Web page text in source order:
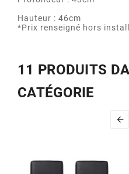
Hauteur : 46cm
*Prix renseigné hors
11 PRODUITS
CATÉGORIE
